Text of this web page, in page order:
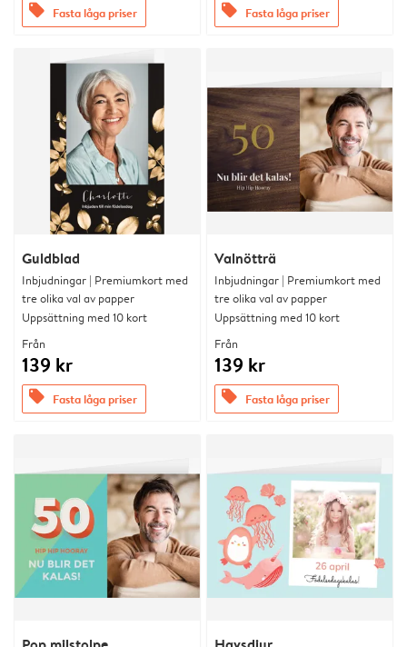
offers Fasta låga priser offers Fasta låga priser
Guldblad
Inbjudningar | Premiumkort med
tre olika val av papper
Uppsättning med 10 kort
Från
139 kr
offers Fasta låga priser
Valnötträ
Inbjudningar | Premiumkort med
tre olika val av papper
Uppsättning med 10 kort
Från
139 kr
offers Fasta låga priser